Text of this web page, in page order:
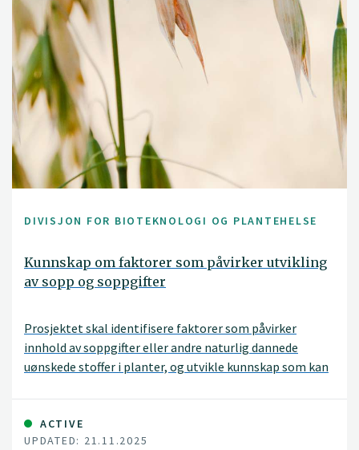
DIVISJON FOR BIOTEKNOLOGI OG PLANTEHELSE
Kunnskap om faktorer som påvirker utvikling
av sopp og soppgifter
Prosjektet skal identifisere faktorer som påvirker
innhold av soppgifter eller andre naturlig dannede
uønskede stoffer i planter, og utvikle kunnskap som kan
ACTIVE
UPDATED: 21.11.2025